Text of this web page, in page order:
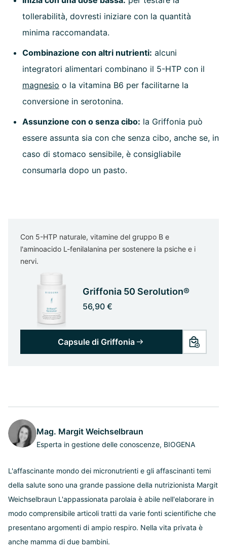
tollerabilità, dovresti iniziare con la quantità
minima raccomandata.
Combinazione con altri nutrienti: alcuni
integratori alimentari combinano il 5-HTP con il
magnesio o la vitamina B6 per facilitarne la
conversione in serotonina.
Assunzione con o senza cibo: la Griffonia può
essere assunta sia con che senza cibo, anche se, in
caso di stomaco sensibile, è consigliabile
consumarla dopo un pasto.
Con 5-HTP naturale, vitamine del gruppo B e
l'aminoacido L-fenilalanina per sostenere la psiche e i
nervi.
Griffonia 50 Serolution®
56,90 €
Capsule di Griffonia
Mag. Margit Weichselbraun
Esperta in gestione delle conoscenze, BIOGENA
L'affascinante mondo dei micronutrienti e gli affascinanti temi
della salute sono una grande passione della nutrizionista Margit
Weichselbraun L'appassionata parolaia è abile nell'elaborare in
modo comprensibile articoli tratti da varie fonti scientifiche che
presentano argomenti di ampio respiro. Nella vita privata è
anche mamma di due bambini.